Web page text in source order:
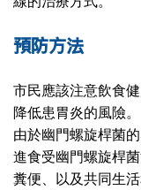
預防方法
市民應該注意飲食
降低患胃炎的風險。
由於幽門螺旋桿菌
進食受幽門螺旋桿
糞便、以及共同生